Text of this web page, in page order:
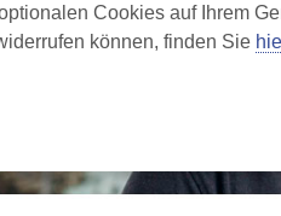
Cookies auf Ihrem
können, finden Sie